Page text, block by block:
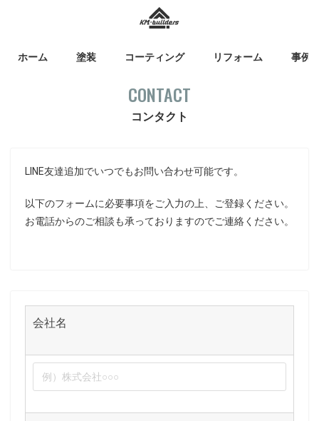
ホーム 塗装 コーティング リフォーム 事例
CONTACT
コンタクト
LINE友達追加でいつでもお問い合わせ可能です。
以下のフォームに必要事項をご入力の上、ご登録ください。
お電話からのご相談も承っておりますのでご連絡ください。
会社名